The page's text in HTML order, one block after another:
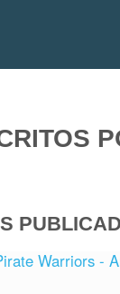
Warriors -